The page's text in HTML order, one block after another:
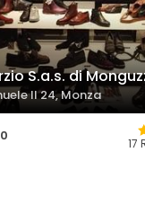
S.a.s. di
II 24, Monza
17